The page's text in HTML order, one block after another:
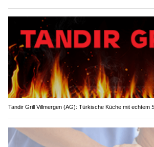
Tandir Grill Villmergen (AG): Türkische Küche mit echtem